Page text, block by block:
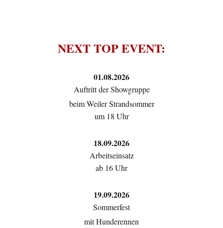
NEXT TOP EVENT:
01.08.2026
Auftritt der Showgruppe
beim Weiler Strandsommer
um 18 Uhr
18.09.2026
Arbeitseinsatz
ab 16 Uhr
19.09.2026
Sommerfest
mit Hunderennen